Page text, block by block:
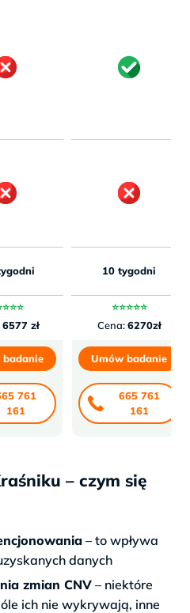
10 tygodni
6577 zł
⭐⭐⭐⭐⭐
Cena:6270zł
badanie
761
161
Umów badanie
665 761
161
– czym się
– to wpływa
danych
zmian CNV – niektóre
ich nie wykrywają, inne